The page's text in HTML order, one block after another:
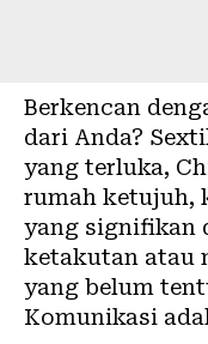
Berkencan
dari Anda?
yang terluka,
rumah ketujuh,
yang signifikan
ketakutan atau
yang belum
Komunikasi